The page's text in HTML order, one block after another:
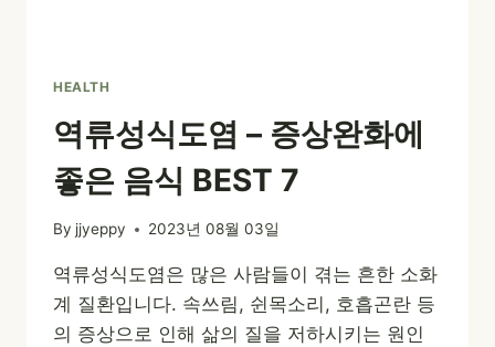
HEALTH
역류성식도염 – 증상완화에
좋은 음식 BEST 7
By jjyeppy 2023년 08월 03일
역류성식도염은 많은 사람들이 겪는 흔한 소화
계 질환입니다. 속쓰림, 쉰목소리, 호흡곤란 등
의 증상으로 인해 삶의 질을 저하시키는 원인